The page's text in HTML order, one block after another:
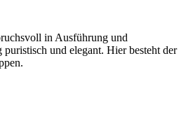
in Ausführung und
und elegant. Hier besteht der